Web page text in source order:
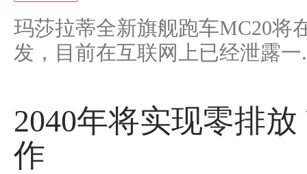
玛莎拉蒂全新旗舰跑车MC20将
发，目前在互联网上已经泄露一
2040年将实现零排
作